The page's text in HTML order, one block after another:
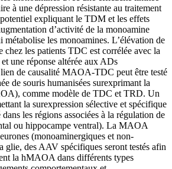
à une dépression résistante au traitement
expliquant le TDM et les effets
d’activité de la monoamine
les monoamines. L’élévation de
chez les patients TDC est corrélée avec la
une réponse altérée aux ADs
de causalité MAOA-TDC peut être testé
de souris humanisées surexprimant la
comme modèle de TDC et TRD. Un
la surexpression sélective et spécifique
les régions associées à la régulation de
ou hippocampe ventral). La MAOA
(monoaminergiques et non-
glie, des AAV spécifiques seront testés afin
la hMAOA dans différents types